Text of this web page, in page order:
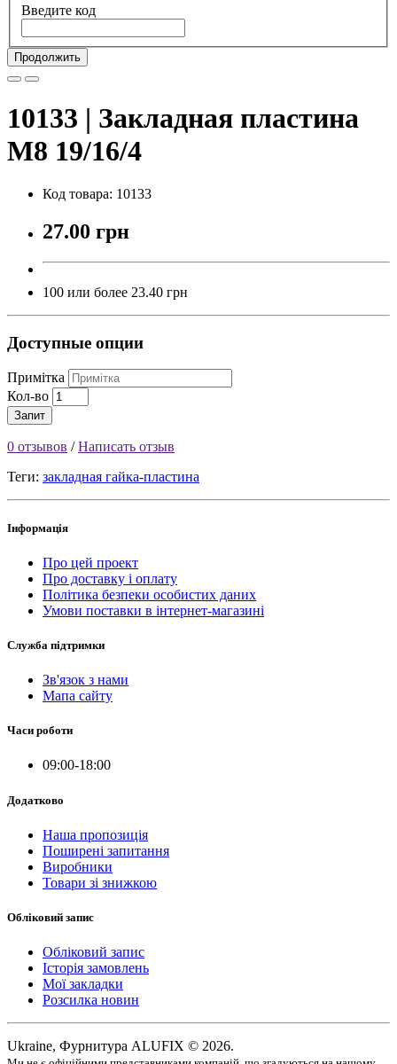
Введите код
Продолжить
10133 | Закладная пластина
М8 19/16/4
Код товара: 10133
27.00 грн
100 или более 23.40 грн
Доступные опции
Примітка
Кол-во
Запит
0 отзывов /Написать отзыв
Теги: закладная гайка-пластина
Інформація
Про цей проект
Про доставку і оплату
Політика безпеки особистих даних
Умови поставки в інтернет-магазині
Служба підтримки
Зв'язок з нами
Мапа сайту
Часи роботи
09:00-18:00
Додатково
Наша пропозиція
Поширені запитання
Виробники
Товари зі знижкою
Обліковий запис
Обліковий запис
Історія замовлень
Мої закладки
Розсилка новин
Ukraine, Фурнитура ALUFIX © 2026.